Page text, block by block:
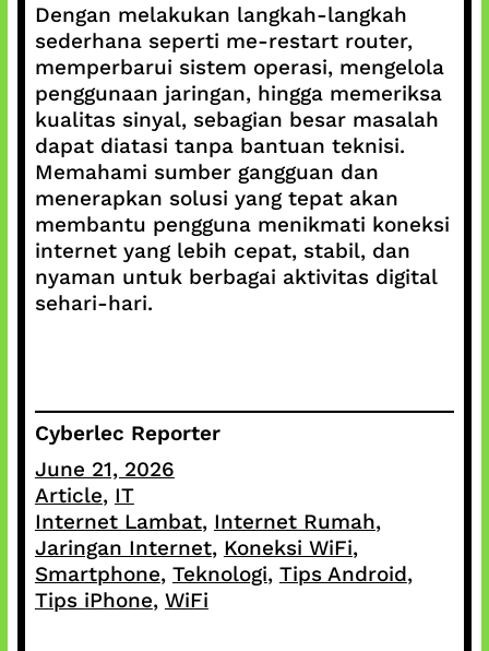
Dengan melakukan langkah-langkah
sederhana seperti me-restart router,
memperbarui sistem operasi, mengelola
penggunaan jaringan, hingga memeriksa
kualitas sinyal, sebagian besar masalah
dapat diatasi tanpa bantuan teknisi.
Memahami sumber gangguan dan
menerapkan solusi yang tepat akan
membantu pengguna menikmati koneksi
internet yang lebih cepat, stabil, dan
nyaman untuk berbagai aktivitas digital
sehari-hari.
Cyberlec Reporter
June 21, 2026
Article, IT
Internet Lambat, Internet Rumah ,
Jaringan Internet, Koneksi WiFi ,
Smartphone, Teknologi, Tips Android ,
Tips iPhone, WiFi